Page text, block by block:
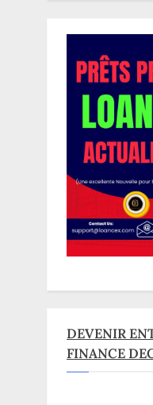
DEVENIR
FINANCE